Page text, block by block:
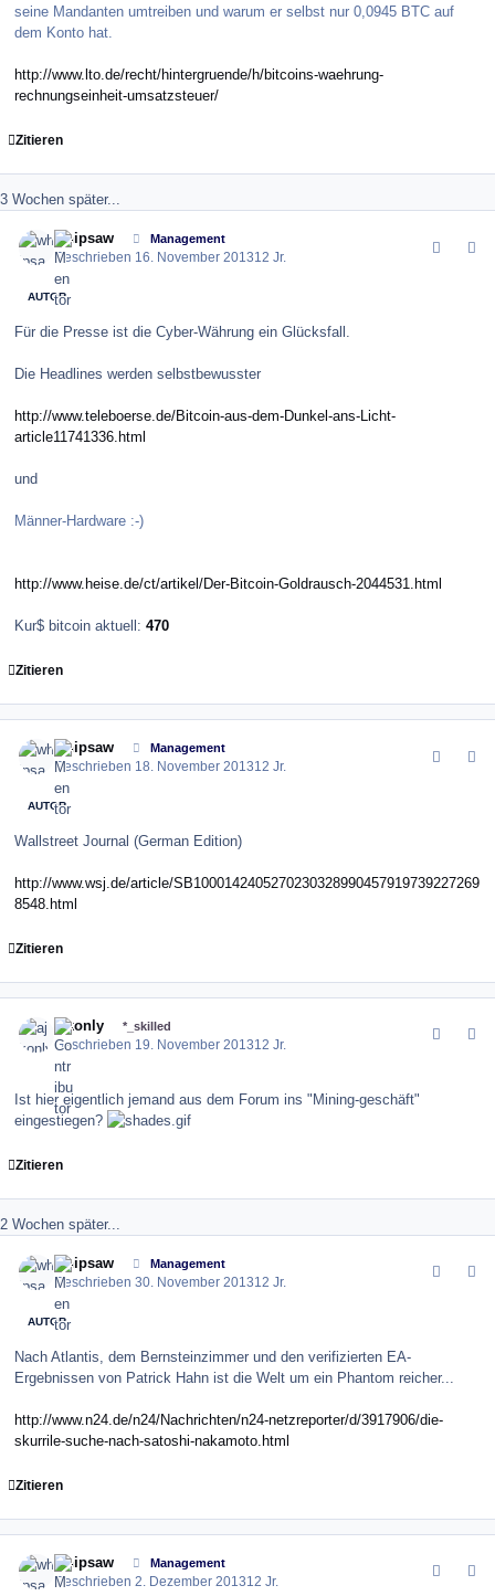
seine Mandanten umtreiben und warum er selbst nur 0,0945 BTC auf
dem Konto hat.
http://www.lto.de/recht/hintergruende/h/bitcoins-waehrung-
rechnungseinheit-umsatzsteuer/
Zitieren
3 Wochen später...
whipsaw Management
Geschrieben 16. November 201312 Jr.
AUTOR
Für die Presse ist die Cyber-Währung ein Glücksfall.
Die Headlines werden selbstbewusster
http://www.teleboerse.de/Bitcoin-aus-dem-Dunkel-ans-Licht-
article11741336.html
und
Männer-Hardware :-)
http://www.heise.de/ct/artikel/Der-Bitcoin-Goldrausch-2044531.html
Kur$ bitcoin aktuell: 470
Zitieren
whipsaw Management
Geschrieben 18. November 201312 Jr.
AUTOR
Wallstreet Journal (German Edition)
http://www.wsj.de/article/SB1000142405270230328990457919739227269
8548.html
Zitieren
ajkonly *_skilled
Geschrieben 19. November 201312 Jr.
Ist hier eigentlich jemand aus dem Forum ins "Mining-geschäft"
eingestiegen?
Zitieren
2 Wochen später...
whipsaw Management
Geschrieben30. November 201312 Jr.
AUTOR
Nach Atlantis, dem Bernsteinzimmer und den verifizierten EA-
Ergebnissen von Patrick Hahn ist die Welt um ein Phantom reicher...
http://www.n24.de/n24/Nachrichten/n24-netzreporter/d/3917906/die-
skurrile-suche-nach-satoshi-nakamoto.html
Zitieren
whipsaw Management
Geschrieben2. Dezember 201312 Jr.